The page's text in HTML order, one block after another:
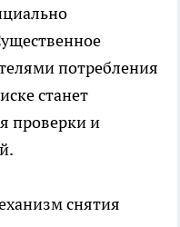
потребления
станет
проверки и
снятия